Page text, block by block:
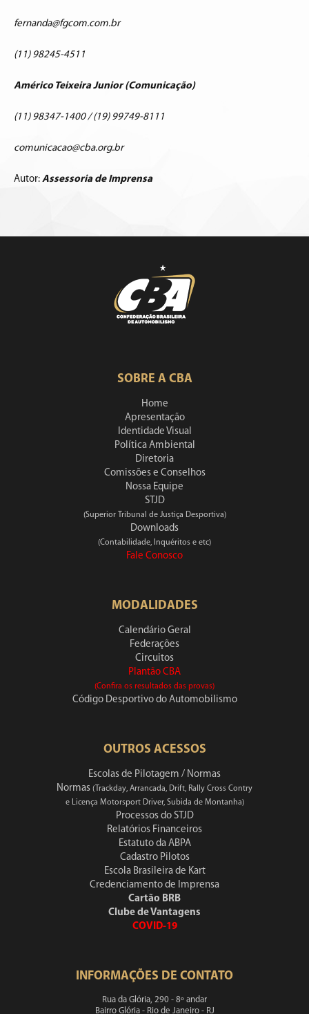
fernanda@fgcom.com.br
(11) 98245-4511
Américo Teixeira Junior (Comunicação)
(11) 98347-1400 / (19) 99749-8111
comunicacao@cba.org.br
Autor: Assessoria de Imprensa
SOBRE A CBA
Home
Apresentação
Identidade Visual
Política Ambiental
Diretoria
Comissões e Conselhos
Nossa Equipe
STJD
(Superior Tribunal de Justiça Desportiva)
Downloads
(Contabilidade, Inquéritos e etc)
Fale Conosco
MODALIDADES
Calendário Geral
Federações
Circuitos
Plantão CBA
(Confira os resultados das provas)
Código Desportivo do Automobilismo
OUTROS ACESSOS
Escolas de Pilotagem / Normas
Normas (Trackday, Arrancada, Drift, Rally Cross Contry
e Licença Motorsport Driver, Subida de Montanha)
Processos do STJD
Relatórios Financeiros
Estatuto da ABPA
Cadastro Pilotos
Escola Brasileira de Kart
Credenciamento de Imprensa
Cartão BRB
Clube de Vantagens
COVID-19
INFORMAÇÕES DE CONTATO
Rua da Glória, 290 - 8º andar
Bairro Glória - Rio de Janeiro - RJ